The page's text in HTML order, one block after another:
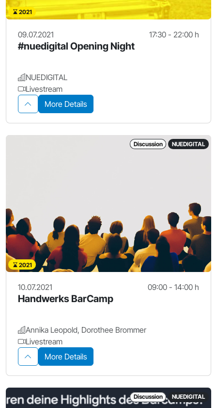
2021
09.07.2021 17:30 - 22:00 h
#nuedigital Opening Night
NUEDIGITAL
Livestream
More Details
Discussion NUEDIGITAL
2021
10.07.2021 09:00 - 14:00 h
Handwerks BarCamp
Annika Leopold, Dorothee Brommer
Livestream
More Details
Discussion NUEDIGITAL